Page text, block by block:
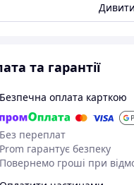
та гарантії
Безпечна оплата карткою
Без переплат
Prom гарантує безпеку
Повернемо гроші при